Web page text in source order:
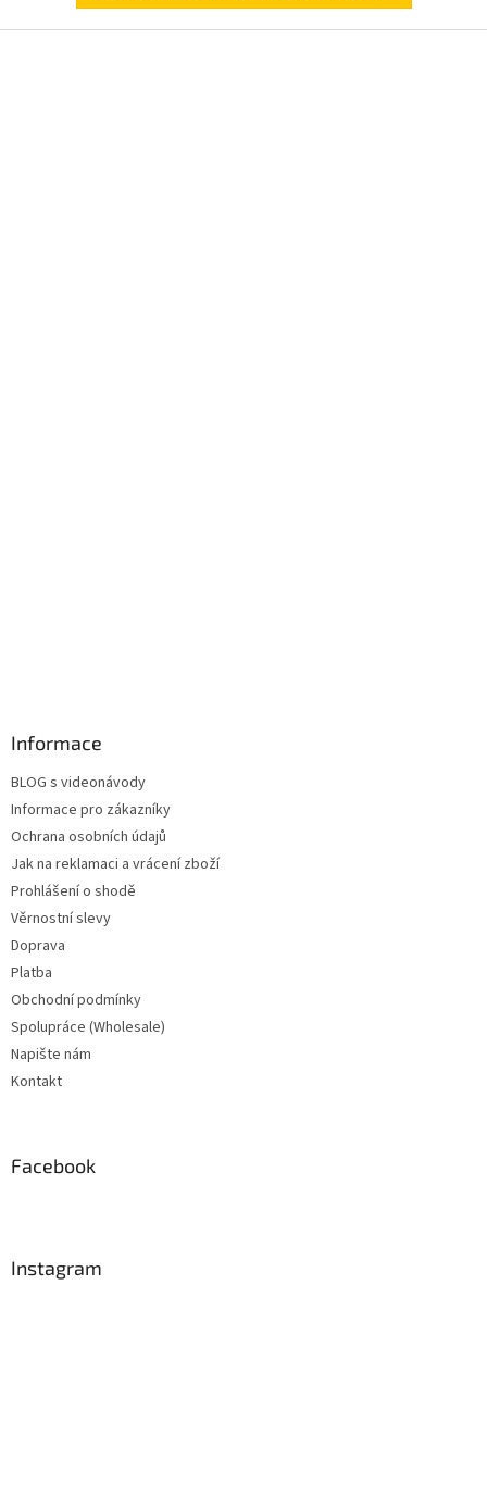
Informace
BLOG s videonávody
Informace pro zákazníky
Ochrana osobních údajů
Jak na reklamaci a vrácení zboží
Prohlášení o shodě
Věrnostní slevy
Doprava
Platba
Obchodní podmínky
Spolupráce (Wholesale)
Napište nám
Kontakt
Facebook
Instagram